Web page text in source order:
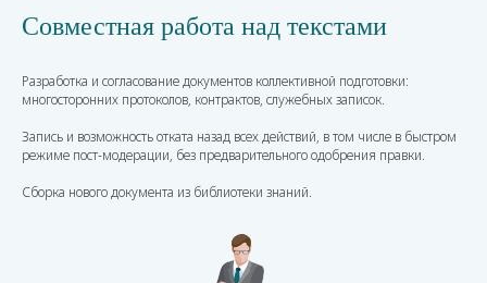
Совместная работа над текстами
Разработка и согласование документов коллективной подготовки:
многосторонних протоколов, контрактов, служебных записок.
Запись и возможность отката назад всех действий, в том числе в быстром
режиме пост-модерации, без предварительного одобрения правки.
Сборка нового документа из библиотеки знаний.